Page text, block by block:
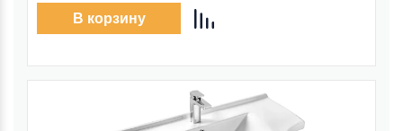
В корзину